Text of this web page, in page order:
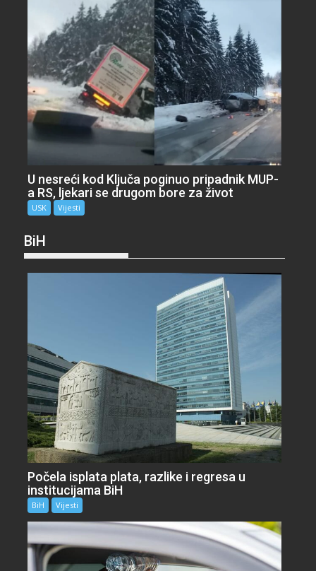
U nesreći kod Ključa poginuo pripadnik MUP-
a RS, ljekari se drugom bore za život
USK Vijesti
BiH
Počela isplata plata, razlike i regresa u
institucijama BiH
BiH Vijesti